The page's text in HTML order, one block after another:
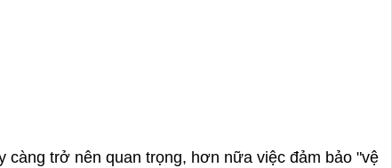
trở nên quan trọng, hơn nữa việc đảm bảo "vệ